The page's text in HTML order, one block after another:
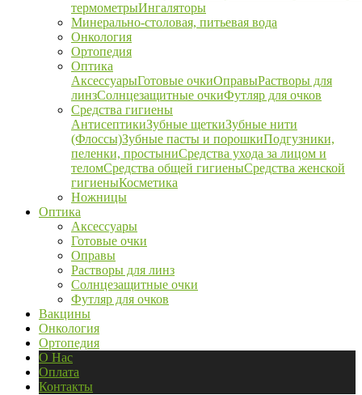
термометрыИнгаляторы
Минерально-столовая, питьевая вода
Онкология
Ортопедия
Оптика
АксессуарыГотовые очкиОправыРастворы для
линзСолнцезащитные очкиФутляр для очков
Средства гигиены
АнтисептикиЗубные щеткиЗубные нити
(Флоссы)Зубные пасты и порошкиПодгузники,
пеленки, простыниСредства ухода за лицом и
теломСредства общей гигиеныСредства женской
гигиеныКосметика
Ножницы
Оптика
Аксессуары
Готовые очки
Оправы
Растворы для линз
Солнцезащитные очки
Футляр для очков
Вакцины
Онкология
Ортопедия
О Нас
Оплата
Контакты